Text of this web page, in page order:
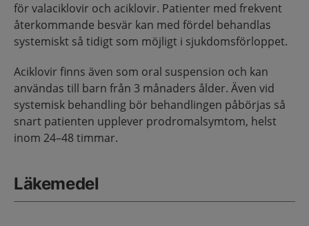
för valaciklovir och aciklovir. Patienter med frekvent
återkommande besvär kan med fördel behandlas
systemiskt så tidigt som möjligt i sjukdomsförloppet.
Aciklovir finns även som oral suspension och kan
användas till barn från 3 månaders ålder. Även vid
systemisk behandling bör behandlingen påbörjas så
snart patienten upplever prodromalsymtom, helst
inom 24–48 timmar.
Läkemedel